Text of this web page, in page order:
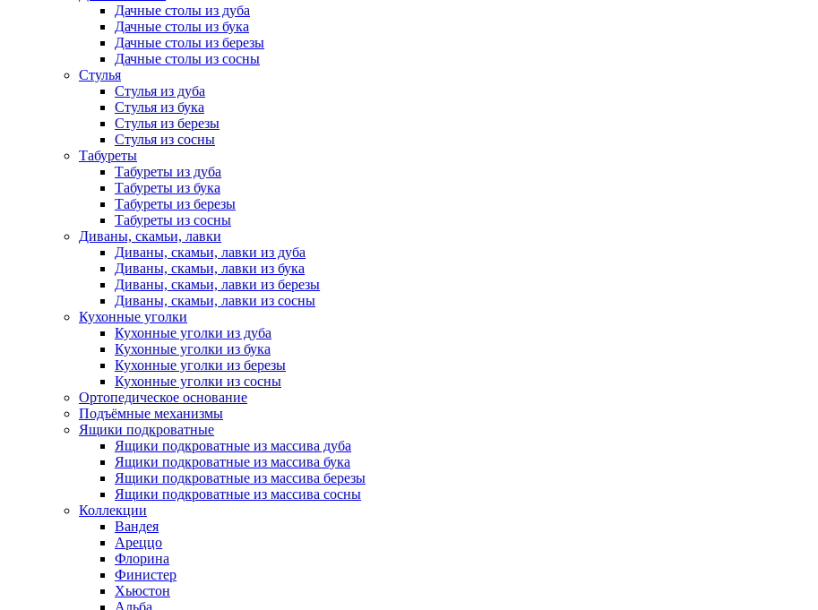
Дачные столы из дуба
Дачные столы из бука
Дачные столы из березы
Дачные столы из сосны
Стулья
Стулья из дуба
Стулья из бука
Стулья из березы
Стулья из сосны
Табуреты
Табуреты из дуба
Табуреты из бука
Табуреты из березы
Табуреты из сосны
Диваны, скамьи, лавки
Диваны, скамьи, лавки из дуба
Диваны, скамьи, лавки из бука
Диваны, скамьи, лавки из березы
Диваны, скамьи, лавки из сосны
Кухонные уголки
Кухонные уголки из дуба
Кухонные уголки из бука
Кухонные уголки из березы
Кухонные уголки из сосны
Ортопедическое основание
Подъёмные механизмы
Ящики подкроватные
Ящики подкроватные из массива дуба
Ящики подкроватные из массива бука
Ящики подкроватные из массива березы
Ящики подкроватные из массива сосны
Коллекции
Вандея
Ареццо
Флорина
Финистер
Хьюстон
Альба